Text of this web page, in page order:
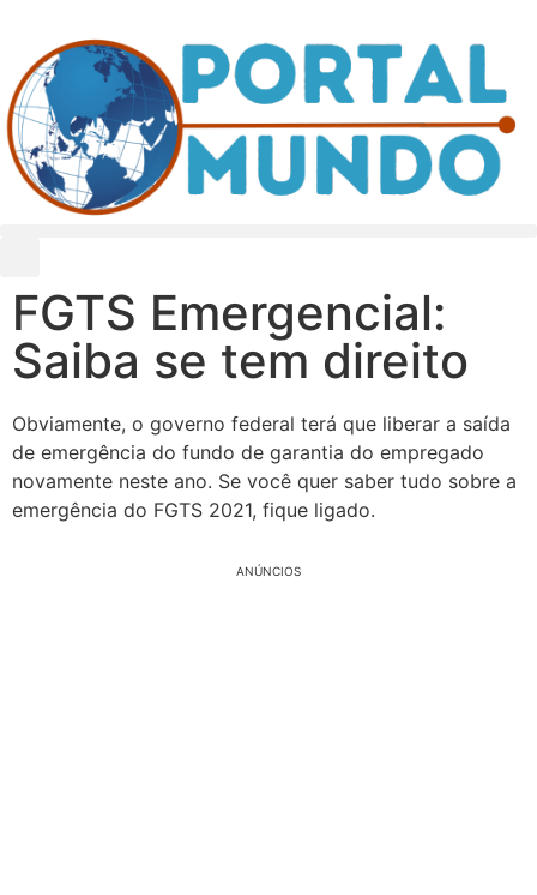
FGTS Emergencial:
Saiba se tem direito
Obviamente, o governo federal terá que liberar a saída
de emergência do fundo de garantia do empregado
novamente neste ano. Se você quer saber tudo sobre a
emergência do FGTS 2021, fique ligado.
ANÚNCIOS